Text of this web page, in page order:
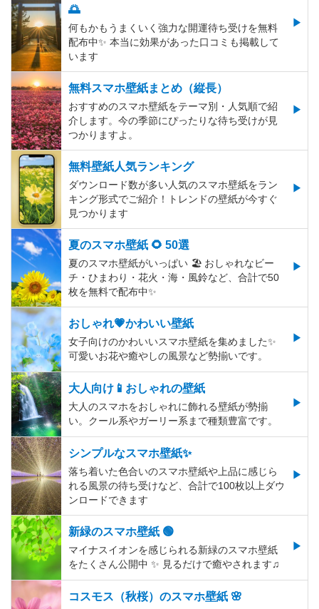
🌅
何もかもうまくいく強力な開運待ち受けを無料
配布中✨️ 本当に効果があった口コミも掲載して
います
無料スマホ壁紙まとめ（縦長）
おすすめのスマホ壁紙をテーマ別・人気順で紹
介します。今の季節にぴったりな待ち受けが見
つかりますよ。
無料壁紙人気ランキング
ダウンロード数が多い人気のスマホ壁紙をラン
キング形式でご紹介！トレンドの壁紙が今すぐ
見つかります
夏のスマホ壁紙 🌻 50選
夏のスマホ壁紙がいっぱい 🏖 おしゃれなビー
チ・ひまわり・花火・海・風鈴など、合計で50
枚を無料で配布中✨
おしゃれ💗かわいい壁紙
女子向けのかわいいスマホ壁紙を集めました✨
可愛いお花や癒やしの風景など勢揃いです。
大人向け📱おしゃれの壁紙
大人のスマホをおしゃれに飾れる壁紙が勢揃
い。クール系やガーリー系まで種類豊富です。
シンプルなスマホ壁紙✨
落ち着いた色合いのスマホ壁紙や上品に感じら
れる風景の待ち受けなど、合計で100枚以上ダウ
ンロードできます
新緑のスマホ壁紙 🟢
マイナスイオンを感じられる新緑のスマホ壁紙
をたくさん公開中 ✨ 見るだけで癒やされます♫
コスモス（秋桜）のスマホ壁紙 🌸